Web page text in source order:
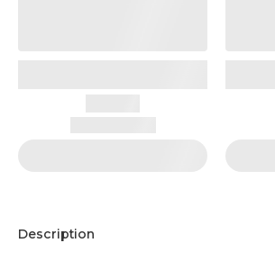
Description